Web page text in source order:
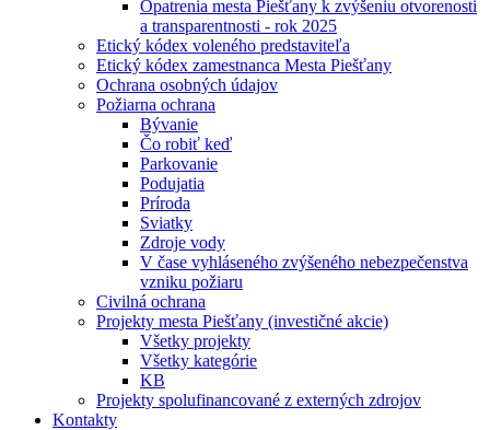
Opatrenia mesta Piešťany k zvýšeniu otvorenosti
a transparentnosti - rok 2025
Etický kódex voleného predstaviteľa
Etický kódex zamestnanca Mesta Piešťany
Ochrana osobných údajov
Požiarna ochrana
Bývanie
Čo robiť keď
Parkovanie
Podujatia
Príroda
Sviatky
Zdroje vody
V čase vyhláseného zvýšeného nebezpečenstva
vzniku požiaru
Civilná ochrana
Projekty mesta Piešťany (investičné akcie)
Všetky projekty
Všetky kategórie
KB
Projekty spolufinancované z externých zdrojov
Kontakty